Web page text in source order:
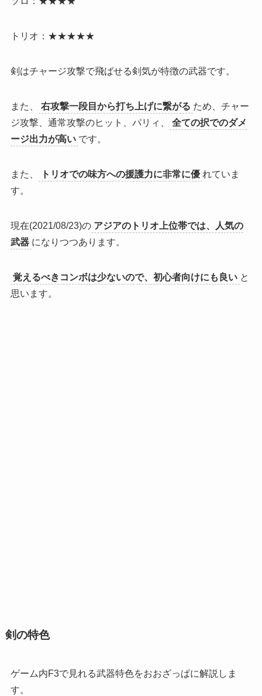
トリオ：★★★★★
剣はチャージ攻撃で飛ばせる剣気が特徴の武器です。
また、 右攻撃一段目から打ち上げに繋がる ため、チャー
ジ攻撃、通常攻撃のヒット、パリィ、
全ての択でのダメ
ージ出力が高い です。
また、 トリオでの味方への援護力に非常に優 れていま
す。
現在(2021/08/23)の アジアのトリオ上位帯では、人気の
武器 になりつつあります。
覚えるべきコンボは少ないので、初心者向けにも良い と
思います。
剣の特色
ゲーム内F3で見れる武器特色をおおざっぱに解説しま
す。